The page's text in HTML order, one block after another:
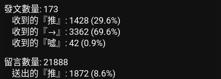
發文數量: 173
收到的『推』: 1428 (29.6%)
收到的『→』: 3362 (69.6%)
收到的『噓』: 42 (0.9%)
留言數量: 21888
送出的『推』: 1872 (8.6%)